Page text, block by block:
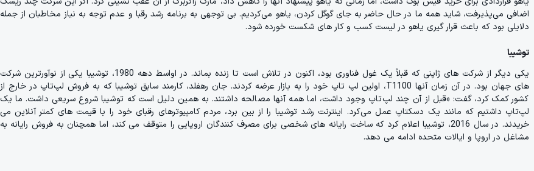
اضافی می‌پذیرفت، شاید همه ما در حال حاضر به جای گوگل کردن، یاهو می‌کردیم. بی توجهی به برنامه رشد رقبا و عدم توجه به نیاز مخاطبان از جمله
دلایلی بود که باعث قرار گیری یاهو در لیست کسب و کار های شکست خورده شود.
توشیبا
یکی دیگر از شرکت های ژاپنی که قبلاً یک غول فناوری بود، اکنون در تلاش است تا زنده بماند. در اواسط دهه 1980، توشیبا یکی از نوآورترین شرکت
های جهان بود. در آن زمان آنها T1100، اولین لپ تاپ خود را به بازار عرضه کردند. جان رهفلد، کارمند سابق توشیبا که به فروش لپ‌تاپ در خارج از
کشور کمک کرد، گفت: «قبل از آن چند لپ‌تاپ وجود داشت، اما همه آنها مصالحه داشتند. به همین دلیل است که توشیبا شروع سریعی داشت. ما یک
لپ‌تاپ داشتیم که مانند یک دسکتاپ عمل می‌کرد. اینترنت رشد توشیبا را از بین برد، مردم کامپیوترهای رقبای خود را با قیمت های کمتر آنلاین می
خریدند. در سال 2016، توشیبا اعلام کرد که ساخت رایانه های شخصی برای مصرف کنندگان اروپایی را متوقف می کند، اما همچنان به فروش رایانه به
مشاغل در اروپا و ایالات متحده ادامه می دهد.